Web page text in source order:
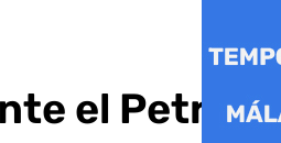
el Petro